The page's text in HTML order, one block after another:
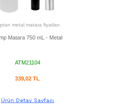
metal matara fiyatları
Matara 750 mL - Metal
ATM21104
339,02 TL